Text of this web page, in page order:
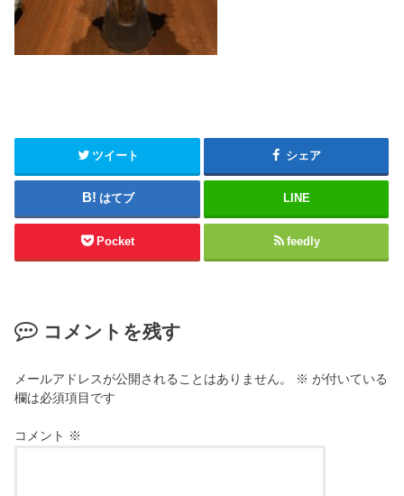
ツイート シェア
はてブ LINE
Pocket feedly
コメントを残す
メールアドレスが公開されることはありません。 ※ が付いている
欄は必須項目です
コメント ※